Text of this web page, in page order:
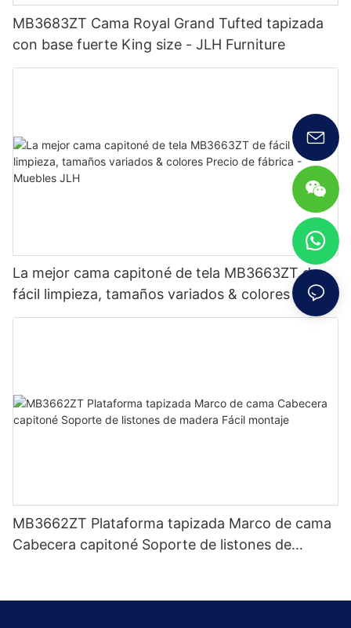
MB3683ZT Cama Royal Grand Tufted tapizada
con base fuerte King size - JLH Furniture
La mejor cama capitoné de tela MB3663ZT de
fácil limpieza, tamaños variados & colores Precio
de fábrica - Muebles JLH
MB3662ZT Plataforma tapizada Marco de cama
Cabecera capitoné Soporte de listones de